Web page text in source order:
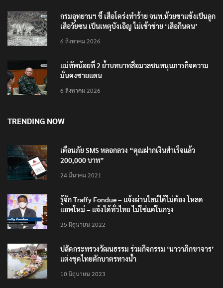
กรมอุทยานฯ ชี้ เสือโคร่งทำร้าย จนท.ห้วยขาแข้งเป็นลูก
เสือวัยซน เป็นเหตุบังเอิญ ไม่เข้าข่าย ‘เสือกินคน’
6 สิงหาคม 2026
แม่ทัพน้อยที่ 2 ย้ำบทบาทสื่อมวลชนหนุนภารกิจความ
มั่นคงชายแดน
6 สิงหาคม 2026
TRENDING NOW
เตือนภัย SMS หลอกลวง “คุณฝากเงินสำเร็จแล้ว
200,000 บาท”
24 มีนาคม 2021
รู้จัก Traffy Fondue – แจ้งผ่านไลน์ได้ไม่ต้อง โหลด
แอพใหม่ – แจ้งได้ทั่วไทย ไม่ใช่แค่ในกรุง
25 มิถุนายน 2022
ปลัดกระทรวงวัฒนธรรม ร่วมกิจกรรม ‘นาวาภิกขาจาร’
แต่งชุดไทยตักบาตรทางน้ำ
10 มิถุนายน 2023